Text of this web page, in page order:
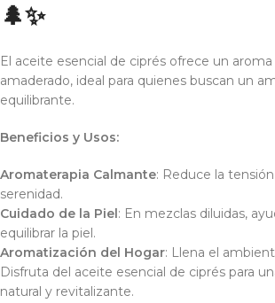
🌲✨
El aceite esencial de ciprés ofrece un
amaderado, ideal para quienes buscan un
equilibrante.
Beneficios y Usos:
Aromaterapia Calmante: Reduce la
serenidad.
Cuidado de la Piel: En mezclas diluidas,
equilibrar la piel.
Aromatización del Hogar: Llena el
Disfruta del aceite esencial de ciprés para
natural y revitalizante.